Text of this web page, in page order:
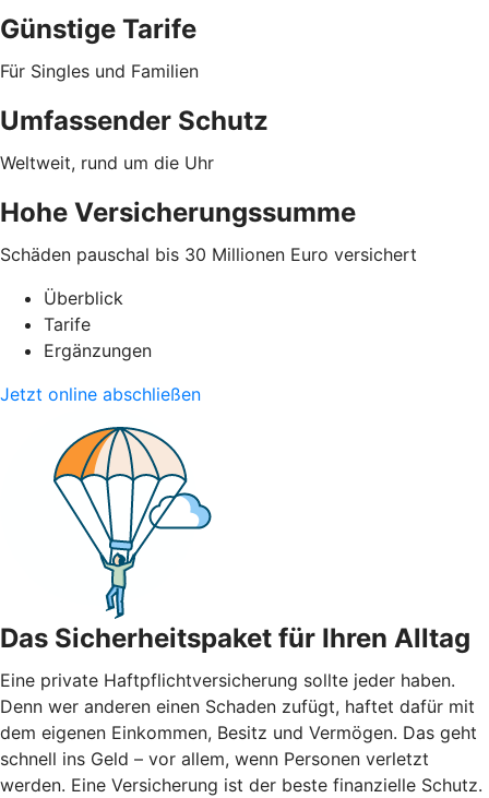
Günstige Tarife
Für Singles und Familien
Umfassender Schutz
Weltweit, rund um die Uhr
Hohe Versicherungssumme
Schäden pauschal bis 30 Millionen Euro versichert
Überblick
Tarife
Ergänzungen
Jetzt online abschließen
Das Sicherheitspaket für Ihren Alltag
Eine private Haftpflichtversicherung sollte jeder haben.
Denn wer anderen einen Schaden zufügt, haftet dafür mit
dem eigenen Einkommen, Besitz und Vermögen. Das geht
schnell ins Geld – vor allem, wenn Personen verletzt
werden. Eine Versicherung ist der beste finanzielle Schutz.